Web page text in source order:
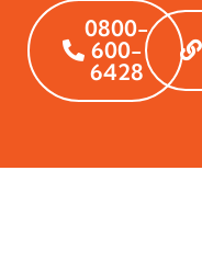
0800-
600-
6428